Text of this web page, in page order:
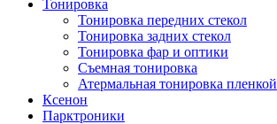
Тонировка
Тонировка передних стекол
Тонировка задних стекол
Тонировка фар и оптики
Съемная тонировка
Атермальная тонировка пленкой
Ксенон
Парктроники